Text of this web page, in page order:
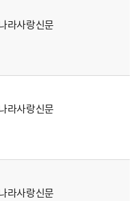
라사랑신문
라사랑신문
라사랑신문